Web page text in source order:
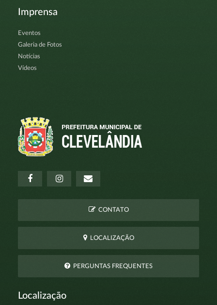
Imprensa
Eventos
Galeria de Fotos
Notícias
Vídeos
CONTATO
LOCALIZAÇÃO
PERGUNTAS FREQUENTES
Localização